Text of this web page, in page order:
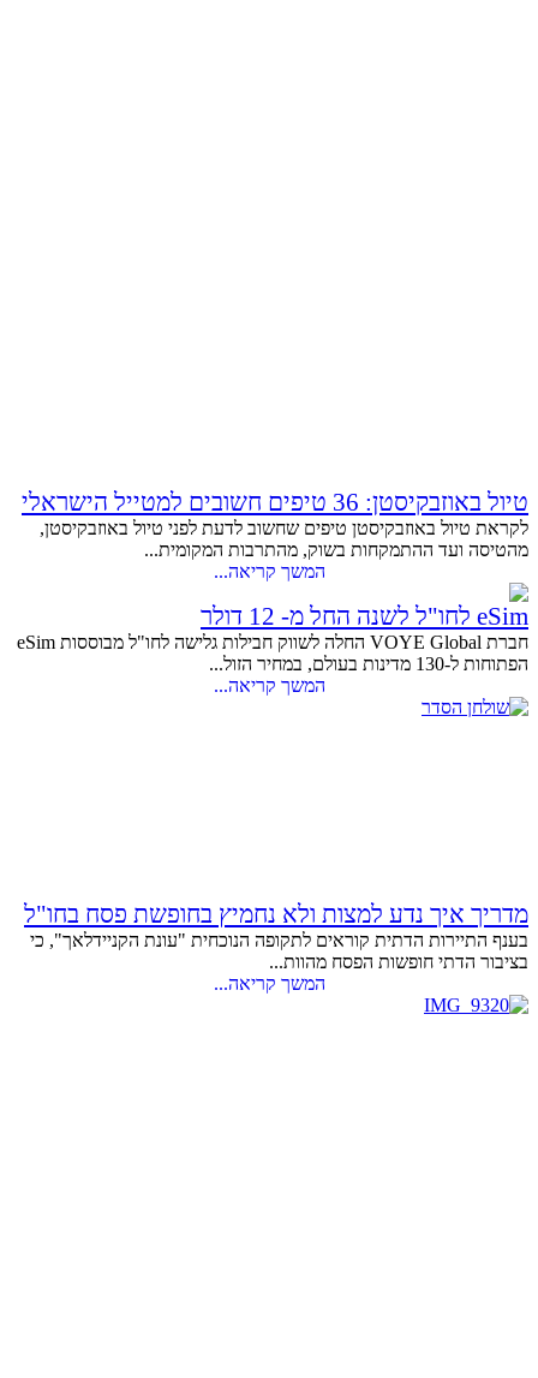
טיול באוזבקיסטן: 36 טיפים חשובים למטייל הישראלי
לקראת טיול באוזבקיסטן טיפים שחשוב לדעת לפני טיול באוזבקיסטן,
מהטיסה ועד ההתמקחות בשוק, מהתרבות המקומית...
המשך קריאה...
eSim לחו"ל לשנה החל מ- 12 דולר
חברת VOYE Global החלה לשווק חבילות גלישה לחו"ל מבוססות eSim
הפתוחות ל-130 מדינות בעולם, במחיר הזול...
המשך קריאה...
מדריך איך נדע למצות ולא נחמיץ בחופשת פסח בחו"ל
בענף התיירות הדתית קוראים לתקופה הנוכחית "עונת הקניידלאך", כי
בציבור הדתי חופשות הפסח מהוות...
המשך קריאה...